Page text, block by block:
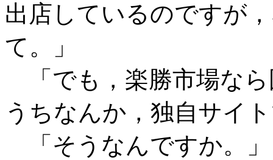
出店しているのですが
て。」
「でも，楽勝市場な
うちなんか，独自サイ
「そうなんですか。」